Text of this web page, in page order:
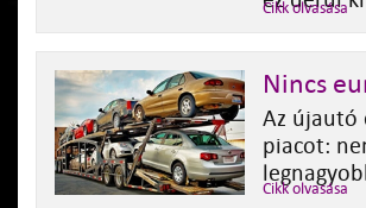
Cikk olvasása
Nincs
Az újautó
piacot:
Cikk olvasása